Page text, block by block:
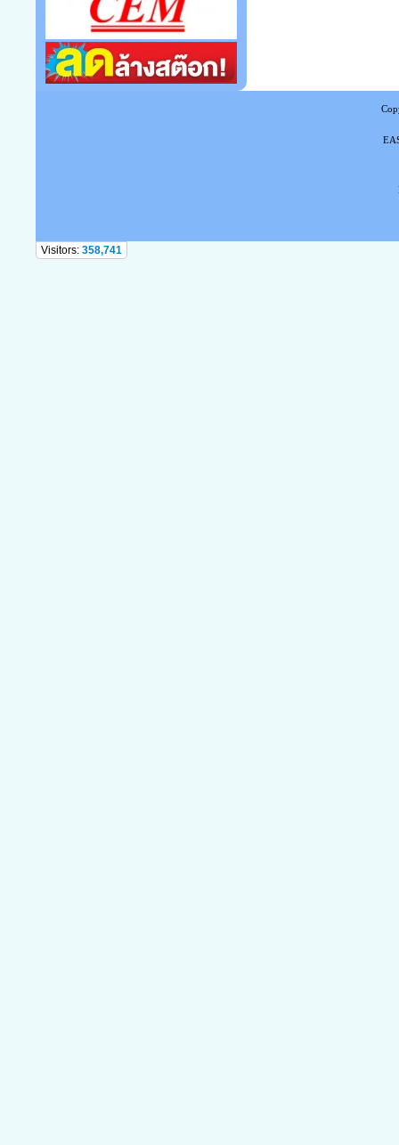
Visitors: 358,741